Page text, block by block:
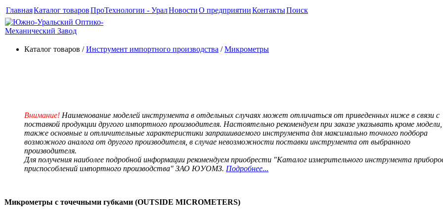
ГлавнаяКаталог товаровПроТехнологии - УралНовостиО предприятииКонтактыПоиск
Каталог товаров /Инструмент импортного производства /Микрометры
Внимание! Наименование моделей инструмента в отдельных случаях может отличаться от приведенных ниже в связи с
поставкой продукции другого импортного производителя. Настоятельно рекомендуем при заказе указывать кроме модели,
также основные и отличительные характеристики запрашиваемого инструмента для максимально точного подбора
возможного аналога от другого производителя, в случае невозможности поставки инструмента от выбранного
производителя.
Для получения наиболее подробной информации рекомендуем приобрести "Каталог измерительного инструмента
приспособлений импортного производства" ЗАО ЮУОМЗ. Подробнее...
Микрометры с точечными губками (OUTSIDE MICROMETERS)